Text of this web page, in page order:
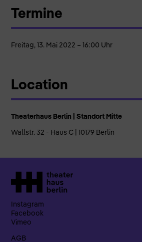
Termine
Freitag, 13. Mai 2022 – 16:00 Uhr
Location
Theaterhaus Berlin | Standort Mitte
Wallstr. 32 - Haus C | 10179 Berlin
Instagram
Facebook
Vimeo
AGB